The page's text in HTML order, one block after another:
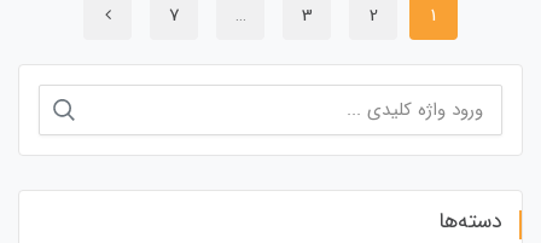
1
2
3
…
7
برای:
دسته‌ها